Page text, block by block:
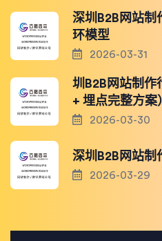
深圳B2B网站制
环模型
2026-03-31
圳B2B网站制作
+ 埋点完整方案
2026-03-30
深圳B2B网站制
2026-03-29